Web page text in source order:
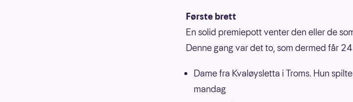
Første brett
En solid premiepott venter den eller de
Denne gang var det to, som dermed får
Dame fra Kvaløysletta i Troms. Hun
mandag